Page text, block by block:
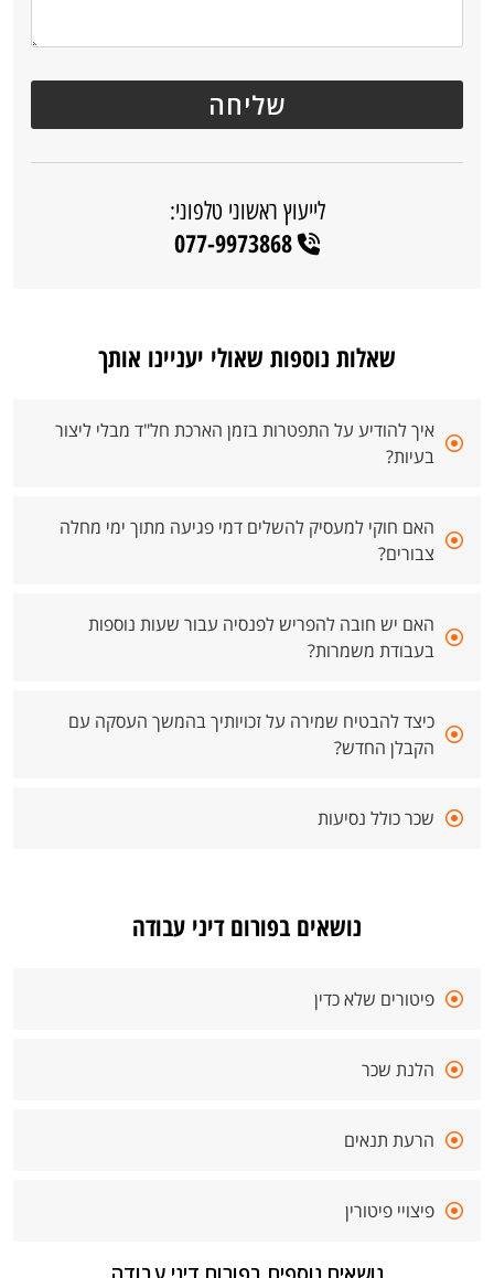
לייעוץ ראשוני טלפוני:
077-9973868
שאלות נוספות שאולי יעניינו אותך
איך להודיע על התפטרות בזמן הארכת חל"ד מבלי ליצור
בעיות?
האם חוקי למעסיק להשלים דמי פגיעה מתוך ימי מחלה
צבורים?
האם יש חובה להפריש לפנסיה עבור שעות נוספות
בעבודת משמרות?
כיצד להבטיח שמירה על זכויותיך בהמשך העסקה עם
הקבלן החדש?
שכר כולל נסיעות
נושאים בפורום דיני עבודה
פיטורים שלא כדין
הלנת שכר
הרעת תנאים
פיצויי פיטורין